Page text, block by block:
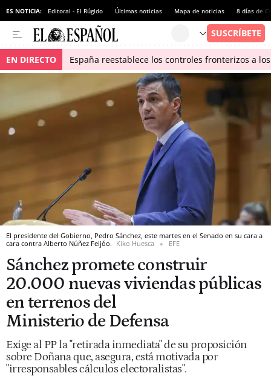
ES NOTICIA: Editoral - El Rúgido Últimas noticias Mapa de noticias 8 días de
EN DIRECTO España reestablece los controles fronterizos a
El presidente del Gobierno, Pedro Sánchez, este martes en el Senado en su cara a
cara contra Alberto Núñez Feijóo. Kiko Huesca EFE
Sánchez promete construir
20.000 nuevas viviendas públicas
en terrenos del
Ministerio de Defensa
Exige al PP la "retirada inmediata" de su proposición
sobre Doñana que, asegura, está motivada por
"irresponsables cálculos electoralistas".